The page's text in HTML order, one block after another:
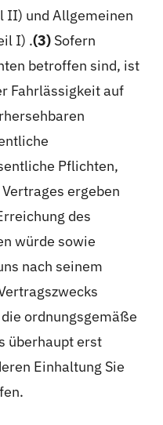
II) und Allgemeinen
I) .(3)Sofern
betroffen sind, ist
Fahrlässigkeit auf
Pflichten,
ergeben
des
würde sowie
nach seinem
ordnungsgemäße
überhaupt erst
Einhaltung Sie